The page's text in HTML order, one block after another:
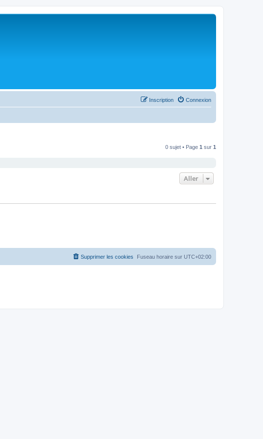
Connexion
Inscription
0 sujet • Page 1 sur 1
Aller
Fuseau horaire sur UTC+02:00
Supprimer les cookies